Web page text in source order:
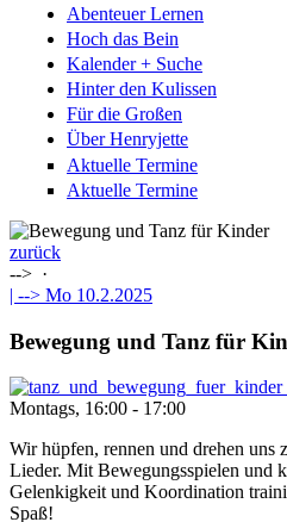
Abenteuer Lernen
Hoch das Bein
Kalender + Suche
Hinter den Kulissen
Für die Großen
Über Henryjette
Aktuelle Termine
Aktuelle Termine
zurück
--> ·
| --> Mo 10.2.2025
Bewegung und Tanz für
Montags, 16:00 - 17:00
Wir hüpfen, rennen und drehen uns
Lieder. Mit Bewegungsspielen und
Gelenkigkeit und Koordination
Spaß!